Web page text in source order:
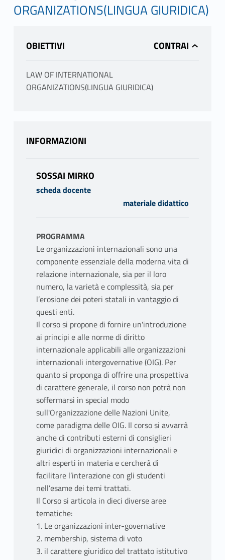
ORGANIZATIONS(LINGUA GIURIDICA)
OBIETTIVI
LAW OF INTERNATIONAL
ORGANIZATIONS(LINGUA GIURIDICA)
INFORMAZIONI
SOSSAI MIRKO
scheda docente
materiale didattico
PROGRAMMA
Le organizzazioni internazionali sono una
componente essenziale della moderna vita di
relazione internazionale, sia per il loro
numero, la varietà e complessità, sia per
l’erosione dei poteri statali in vantaggio di
questi enti.
Il corso si propone di fornire un'introduzione
ai principi e alle norme di diritto
internazionale applicabili alle organizzazioni
internazionali intergovernative (OIG). Per
quanto si proponga di offrire una prospettiva
di carattere generale, il corso non potrà non
soffermarsi in special modo
sull'Organizzazione delle Nazioni Unite,
come paradigma delle OIG. Il corso si avvarrà
anche di contributi esterni di consiglieri
giuridici di organizzazioni internazionali e
altri esperti in materia e cercherà di
facilitare l’interazione con gli studenti
nell’esame dei temi trattati.
Il Corso si articola in dieci diverse aree
tematiche:
1. Le organizzazioni inter-governative
2. membership, sistema di voto
3. il carattere giuridico del trattato istitutivo